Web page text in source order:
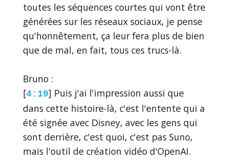
toutes les séquences courtes qui vont être
générées sur les réseaux sociaux, je pense
qu'honnêtement, ça leur fera plus de bien
que de mal, en fait, tous ces trucs-là.
Bruno :
[4:19] Puis j'ai l'impression aussi que
dans cette histoire-là, c'est l'entente qui a
été signée avec Disney, avec les gens qui
sont derrière, c'est quoi, c'est pas Suno,
mais l'outil de création vidéo d'OpenAI.